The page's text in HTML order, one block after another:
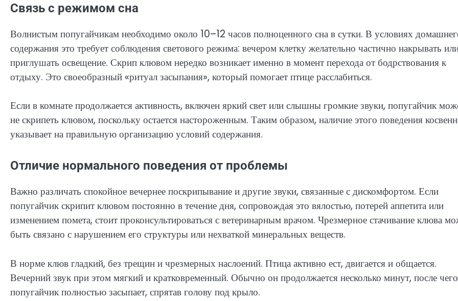
Связь с режимом сна
Волнистым попугайчикам необходимо около 10–12 часов полноценного сна в сутки. В условиях
содержания это требует соблюдения светового режима: вечером клетку желательно частично накрывать
приглушать освещение. Скрип клювом нередко возникает именно в момент перехода от бодрствования к
отдыху. Это своеобразный «ритуал засыпания», который помогает птице расслабиться.
Если в комнате продолжается активность, включен яркий свет или слышны громкие звуки, попугайчик
не скрипеть клювом, поскольку остается настороженным. Таким образом, наличие этого поведения
указывает на правильную организацию условий содержания.
Отличие нормального поведения от проблемы
Важно различать спокойное вечернее поскрипывание и другие звуки, связанные с дискомфортом. Если
попугайчик скрипит клювом постоянно в течение дня, сопровождая это вялостью, потерей аппетита или
изменением помета, стоит проконсультироваться с ветеринарным врачом. Чрезмерное стачивание клюва
быть связано с нарушением его структуры или нехваткой минеральных веществ.
В норме клюв гладкий, без трещин и чрезмерных наслоений. Птица активно ест, двигается и общается.
Вечерний звук при этом мягкий и кратковременный. Обычно он продолжается несколько минут, после чего
попугайчик полностью засыпает, спрятав голову под крыло.